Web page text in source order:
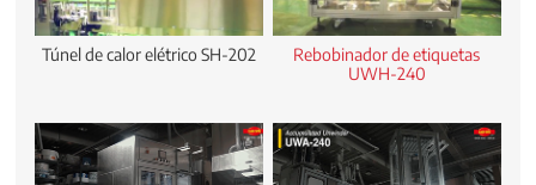
Túnel de calor elétrico SH-202
Rebobinador de etiquetas
UWH-240